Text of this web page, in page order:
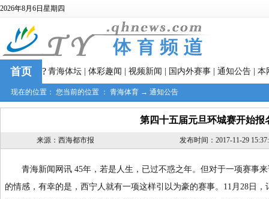
2026年8月6日星期四
首页 ? 青海体坛 体彩趣闻 视频新闻 国内外赛事 通知公告 本
现在的位置： 您当前的位置 ： 青海体育 → 通知公告
第四十五届元旦环城赛开始报
来源：西海都市报 发布时间：2017-11-29
青海新闻网讯 45年，若是人生，已过不惑之年。但对于一项赛事来
的情感，有幸的是，西宁人就有一项这样引以为豪的赛事。11月28日